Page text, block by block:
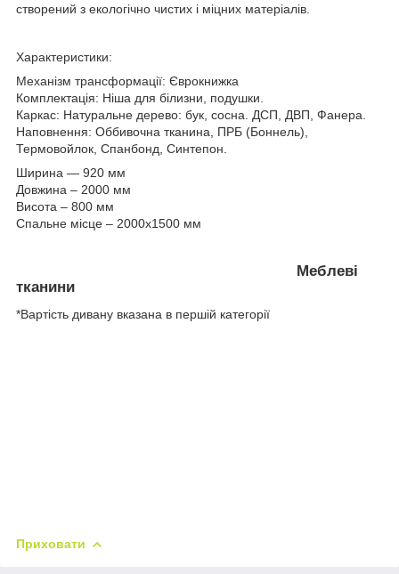
створений з екологічно чистих і міцних матеріалів.
Характеристики:
Механізм трансформації: Єврокнижка
Комплектація: Ніша для білизни, подушки.
Каркас: Натуральне дерево: бук, сосна. ДСП, ДВП, Фанера.
Наповнення: Оббивочна тканина, ПРБ (Боннель),
Термовойлок, Спанбонд, Синтепон.
Ширина — 920 мм
Довжина – 2000 мм
Висота – 800 мм
Спальне місце – 2000х1500 мм
Меблеві
тканини
*Вартість дивану вказана в першій категорії
Приховати